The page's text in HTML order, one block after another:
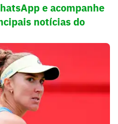
e acompanhe
notícias do